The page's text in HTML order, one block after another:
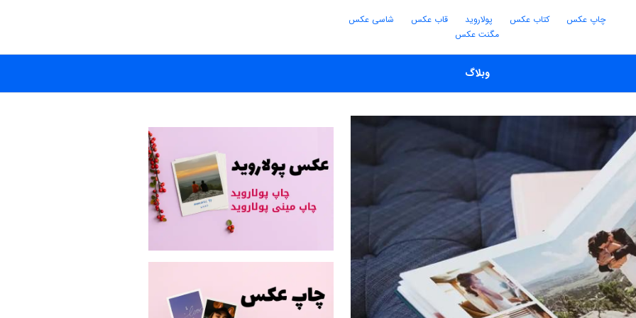
چاپ عکس کتاب عکس پولاروید قاب عکس
شاسی عکس
مگنت عکس
وبلاگ